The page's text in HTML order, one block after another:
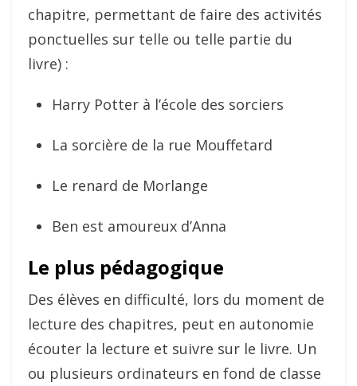
chapitre, permettant de faire des activités
ponctuelles sur telle ou telle partie du
livre) :
Harry Potter à l’école des sorciers
La sorcière de la rue Mouffetard
Le renard de Morlange
Ben est amoureux d’Anna
Le plus pédagogique
Des élèves en difficulté, lors du moment de
lecture des chapitres, peut en autonomie
écouter la lecture et suivre sur le livre. Un
ou plusieurs ordinateurs en fond de classe